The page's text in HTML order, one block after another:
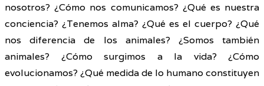
nosotros? ¿Cómo nos comunicamos? ¿Qué es nuestra
conciencia? ¿Tenemos alma? ¿Qué es el cuerpo? ¿Qué
nos diferencia de los animales? ¿Somos también
animales? ¿Cómo surgimos a la vida? ¿Cómo
evolucionamos? ¿Qué medida de lo humano constituyen